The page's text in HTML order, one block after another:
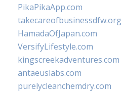
PikaPikaApp.com
takecareofbusinessdfw.org
HamadaOfJapan.com
VersifyLifestyle.com
kingscreekadventures.com
antaeuslabs.com
purelycleanchemdry.com